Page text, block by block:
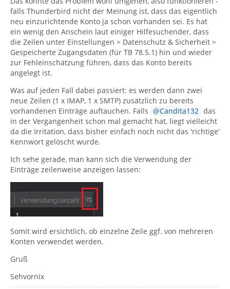
falls Thunderbird nicht der Meinung ist, dass das eigentlich
neu einzurichtende Konto ja schon vorhanden sei. Es hat
ein wenig den Anschein laut einiger Hilfesuchender, dass
die Zeilen unter Einstellungen > Datenschutz & Sicherheit >
Gespeicherte Zugangsdaten (für TB 78.5.1) hin und wieder
zur Fehleinschätzung führen, dass das Konto bereits
angelegt ist.
Was auf jeden Fall dabei passiert: es werden dann zwei
neue Zeilen (1 x IMAP, 1 x SMTP) zusätzlich zu bereits
vorhandenen Einträge auftauchen. Falls
Candita132 das
in der Vergangenheit schon mal gemacht hat, liegt vielleicht
da die Irritation, dass bisher einfach noch nicht das 'richtige'
Kennwort gelöscht wurde.
Ich sehe gerade, man kann sich die Verwendung der
Einträge zeilenweise anzeigen lassen:
Somit wird ersichtlich, ob einzelne Zeile ggf. von mehreren
Konten verwendet werden.
Gruß
Sehvornix